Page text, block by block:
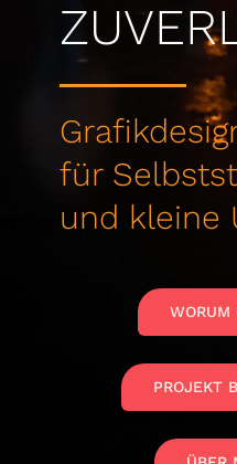
für
und kleine
WORUM
PROJEKT